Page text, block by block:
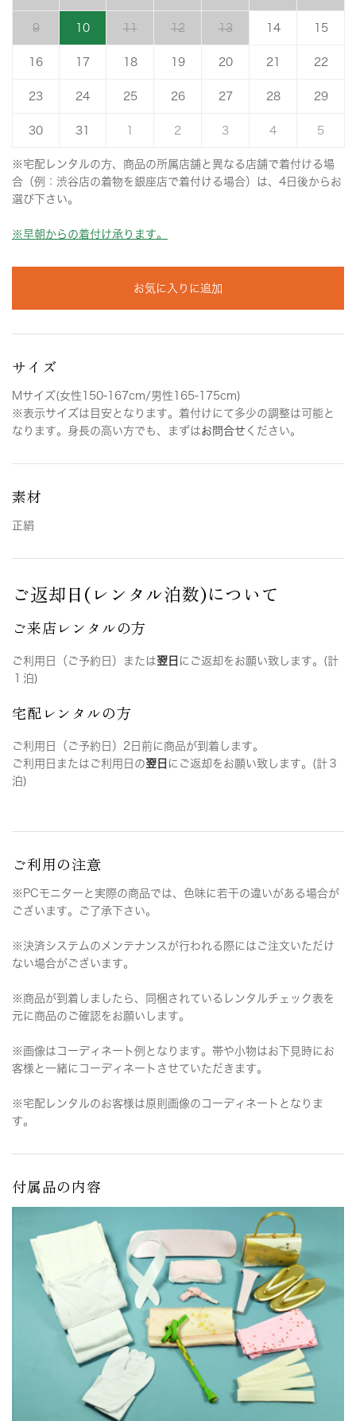
9 10 11 12 13 14 15
16 17 18 19 20 21 22
23 24 25 26 27 28 29
30 31 2 3 4 5
※宅配レンタルの方、商品の所属店舗と異なる店舗で着付ける場
合（例：渋谷店の着物を銀座店で着付ける場合）は、4日後からお
選び下さい。
※早朝からの着付け承ります。
お気に入りに追加
サイズ
Mサイズ(女性150-167cm/男性165-175cm)
※表示サイズは目安となります。着付けにて多少の調整は可能と
なります。身長の高い方でも、まずはお問合せ ください。
素材
正絹
ご返却日(レンタル泊数)について
ご来店レンタルの方
ご利用日（ご予約日）または翌日 にご返却をお願い致します。(計
１泊)
宅配レンタルの方
ご利用日（ご予約日）2日前に商品が到着します。
ご利用日またはご利用日の翌日 にご返却をお願い致します。(計３
泊)
ご利用の注意
※PCモニターと実際の商品では、色味に若干の違いがある場合が
ございます。ご了承下さい。
※決済システムのメンテナンスが行われる際にはご注文いただけ
ない場合がございます。
※商品が到着しましたら、同梱されているレンタルチェック表を
元に商品のご確認をお願いします。
※画像はコーディネート例となります。帯や小物はお下見時にお
客様と一緒にコーディネートさせていただきます。
※宅配レンタルのお客様は原則画像のコーディネートとなりま
す。
付属品の内容